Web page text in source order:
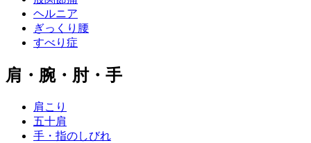
ヘルニア
ぎっくり腰
すべり症
肩・腕・肘・手
肩こり
五十肩
手・指のしびれ